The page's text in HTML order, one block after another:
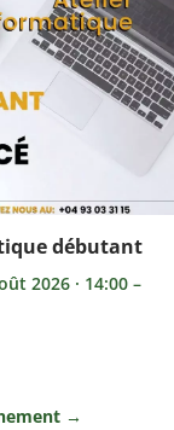
débutant
2026 · 14:00 –
→